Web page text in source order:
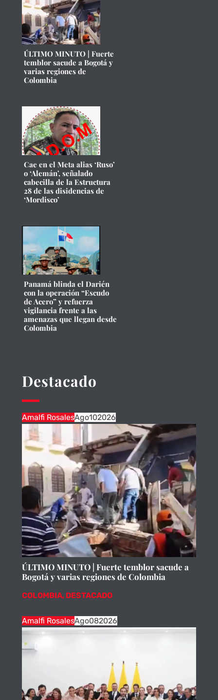
ÚLTIMO MINUTO | Fuerte
temblor sacude a Bogotá y
varias regiones de
Colombia
Cae en el Meta alias ‘Ruso’
o ‘Alemán’, señalado
cabecilla de la Estructura
28 de las disidencias de
‘Mordisco’
Panamá blinda el Darién
con la operación “Escudo
de Acero” y refuerza
vigilancia frente a las
amenazas que llegan desde
Colombia
Destacado
Amalfi RosalesAgo102026
ÚLTIMO MINUTO | Fuerte temblor sacude a
Bogotá y varias regiones de Colombia
COLOMBIA, DESTACADO
Amalfi RosalesAgo082026